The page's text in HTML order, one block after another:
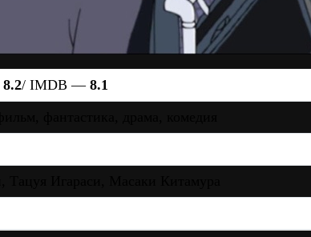
8.2/ IMDB — 8.1